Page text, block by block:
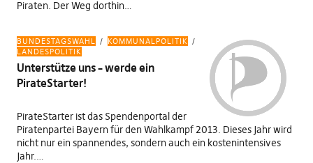
Piraten. Der Weg dorthin…
BUNDESTAGSWAHL
KOMMUNALPOLITIK
LANDESPOLITIK
Unterstütze uns – werde ein
PirateStarter!
PirateStarter ist das Spendenportal der
Piratenpartei Bayern für den Wahlkampf 2013. Dieses Jahr wird
nicht nur ein spannendes, sondern auch ein kostenintensives
Jahr.…